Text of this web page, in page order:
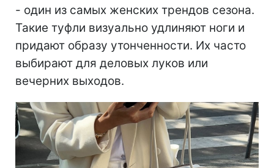
- один из самых женских трендов сезона.
Такие туфли визуально удлиняют ноги и
придают образу утонченности. Их часто
выбирают для деловых луков или
вечерних выходов.